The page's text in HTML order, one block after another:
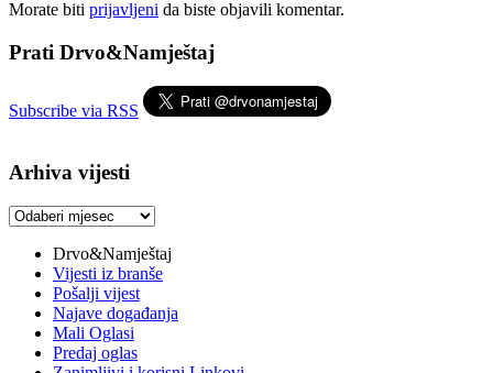
Morate biti prijavljeni da biste objavili komentar.
Prati Drvo&Namještaj
Subscribe via RSS
Arhiva vijesti
Arhiva
Drvo&Namještaj
Vijesti iz branše
Pošalji vijest
Najave događanja
Mali Oglasi
Predaj oglas